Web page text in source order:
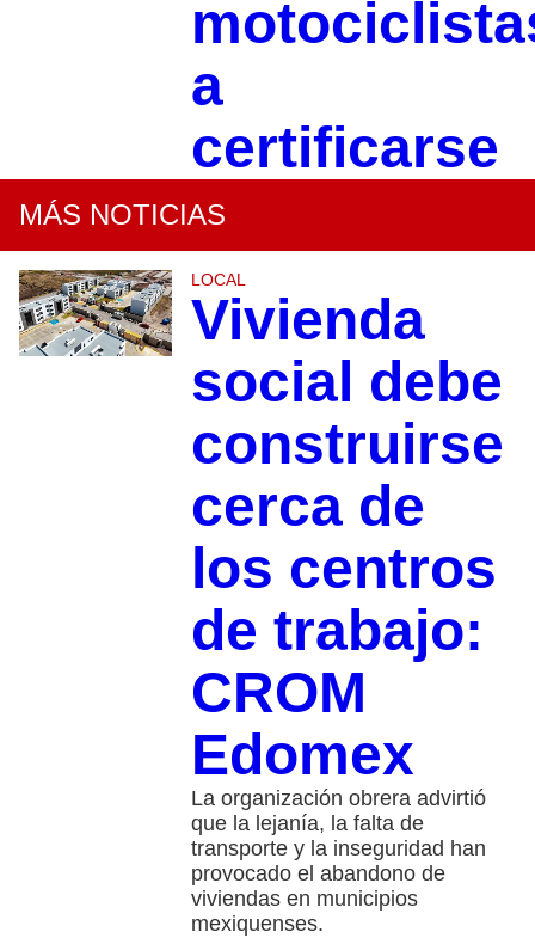
a
certificarse
MÁS NOTICIAS
LOCAL
Vivienda
social debe
construirse
cerca de
los centros
de trabajo:
CROM
Edomex
La organización obrera advirtió
que la lejanía, la falta de
transporte y la inseguridad han
provocado el abandono de
viviendas en municipios
mexiquenses.